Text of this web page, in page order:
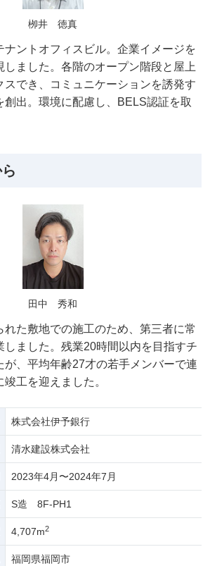
栁井 徳真
ナントオフィスビル。企業イメージを
しました。各階のオープン階段と屋上
スでき、コミュニケーションを誘発す
創出。環境に配慮し、BELS認証を取
田中 秀和
れた敷地での施工のため、第三者に常
しました。残業20時間以内を目指すチ
が、平均年齢27才の若手メンバーで連
工を迎えました。
株式会社伊予銀行
清水建設株式会社
2023年4月〜2024年7月
S造 8F-PH1
4,707m2
福岡県福岡市